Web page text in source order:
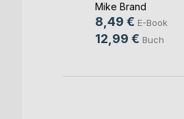
Mike Brand
8,49 € E-Book
12,99 € Buch